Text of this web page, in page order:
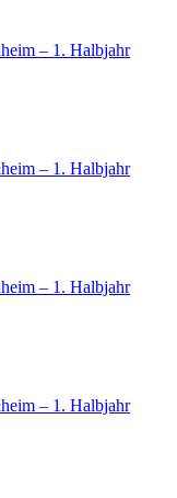
– 1. Halbjahr
– 1. Halbjahr
– 1. Halbjahr
– 1. Halbjahr